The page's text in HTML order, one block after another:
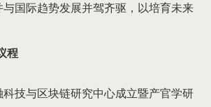
国际趋势发展并驾齐驱，以培育未来
程
科技与区块链研究中心成立暨产官学研